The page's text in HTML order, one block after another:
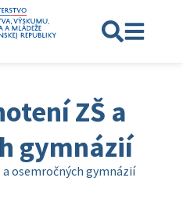
ZŠ a
gymnázií
osemročných gymnázií